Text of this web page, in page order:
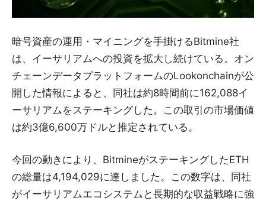
暗号資産の運用・マイニングを手掛けるBitmine社
は、イーサリアムへの投資を拡大し続けている。オン
チェーンデータプラットフォームのLookonchainが公
開した情報によると、同社は約8時間前に162,088イ
ーサリアムをステーキングした。この取引の市場価値
は約3億6,600万ドルと推定されている。
今回の動きにより、BitmineがステーキングしたETH
の総量は4,194,029に達しました。この数字は、同社
がイーサリアムエコシステムと長期的な収益戦略に強